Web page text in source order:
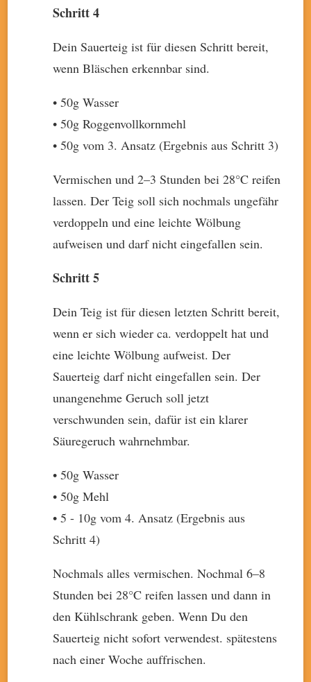
Schritt 4
Dein Sauerteig ist für diesen Schritt bereit,
wenn Bläschen erkennbar sind.
• 50g Wasser
• 50g Roggenvollkornmehl
• 50g vom 3. Ansatz (Ergebnis aus Schritt 3)
Vermischen und 2–3 Stunden bei 28°C reifen
lassen. Der Teig soll sich nochmals ungefähr
verdoppeln und eine leichte Wölbung
aufweisen und darf nicht eingefallen sein.
Schritt 5
Dein Teig ist für diesen letzten Schritt bereit,
wenn er sich wieder ca. verdoppelt hat und
eine leichte Wölbung aufweist. Der
Sauerteig darf nicht eingefallen sein. Der
unangenehme Geruch soll jetzt
verschwunden sein, dafür ist ein klarer
Säuregeruch wahrnehmbar.
• 50g Wasser
• 50g Mehl
• 5 - 10g vom 4. Ansatz (Ergebnis aus
Schritt 4)
Nochmals alles vermischen. Nochmal 6–8
Stunden bei 28°C reifen lassen und dann in
den Kühlschrank geben. Wenn Du den
Sauerteig nicht sofort verwendest. spätestens
nach einer Woche auffrischen.